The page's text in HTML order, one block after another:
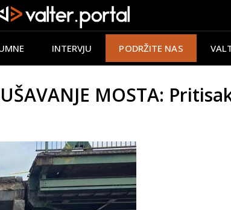
INTERVJU PODRŽITE NAS
MOSTA: